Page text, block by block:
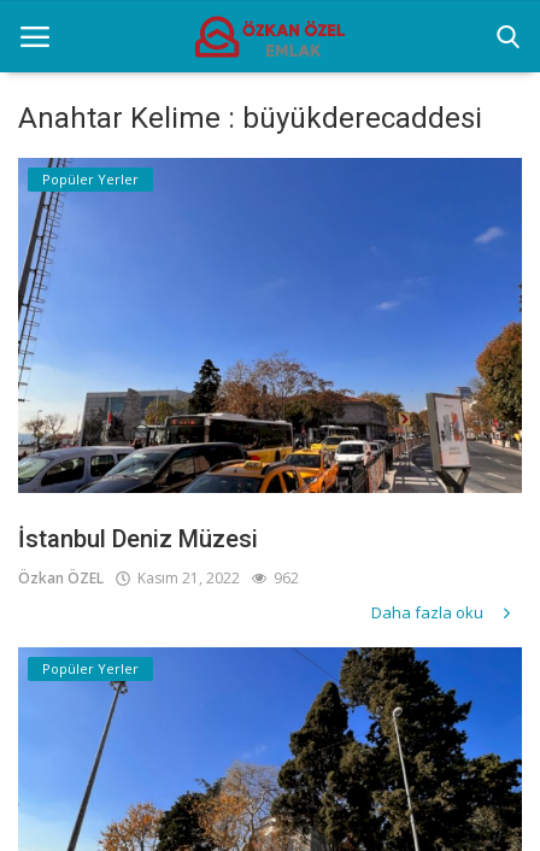
Anasayfa
Popüler Yerler
Gayrettepe Projeler
Genel
Galeri
İletişim
Anahtar Kelime : büyükderecaddesi
Popüler Yerler
İstanbul Deniz Müzesi
Özkan ÖZEL Kasım 21, 2022 962
Daha fazla oku
Popüler Yerler